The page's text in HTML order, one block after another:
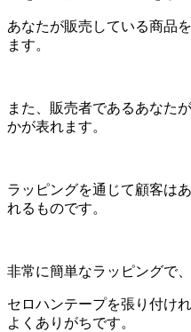
あなたが販売している商品
ます。
また、販売者であるあなた
かが表れます。
ラッピングを通じて顧客は
れるものです。
非常に簡単なラッピングで、
セロハンテープを張り付け
よくありがちです。